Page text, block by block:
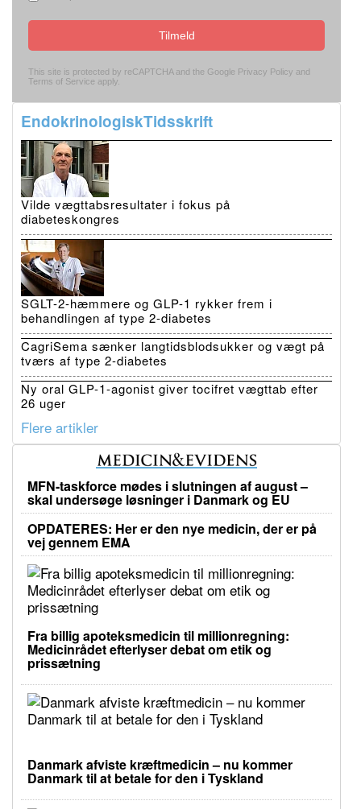
Tilmeld
This site is protected by reCAPTCHA and the Google Privacy Policy and
Terms of Service apply.
EndokrinologiskTidsskrift
Vilde vægttabsresultater i fokus på
diabeteskongres
SGLT-2-hæmmere og GLP-1 rykker frem i
behandlingen af type 2-diabetes
CagriSema sænker langtidsblodsukker og vægt på
tværs af type 2-diabetes
Ny oral GLP-1-agonist giver tocifret vægttab efter
26 uger
Flere artikler
MFN-taskforce mødes i slutningen af august –
skal undersøge løsninger i Danmark og EU
OPDATERES: Her er den nye medicin, der er på
vej gennem EMA
Fra billig apoteksmedicin til millionregning:
Medicinrådet efterlyser debat om etik og
prissætning
Danmark afviste kræftmedicin – nu kommer
Danmark til at betale for den i Tyskland